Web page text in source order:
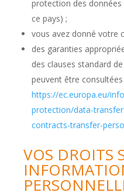
protection des
ce pays) ;
vous avez donné votre
des garanties
des clauses standard
peuvent être consultées
https://ec.europa.eu/
protection/data-
contracts-transfer-
VOS DROITS